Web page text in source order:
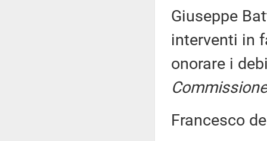
Giuseppe
interventi in
onorare i
Francesco